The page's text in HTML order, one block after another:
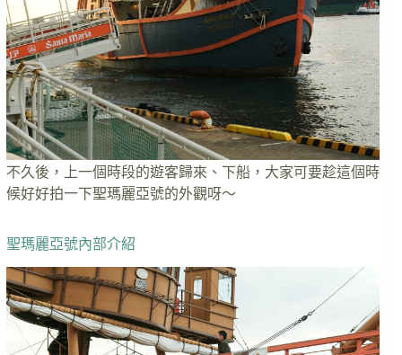
不久後，上一個時段的遊客歸來、下船，大家可要趁這個時
候好好拍一下聖瑪麗亞號的外觀呀～
聖瑪麗亞號內部介紹